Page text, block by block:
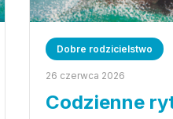
Dobre rodzicielstwo
26 czerwca 2026
Codzienne